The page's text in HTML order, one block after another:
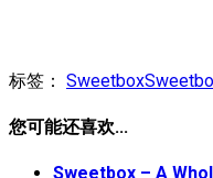
标签： Sweetbox
您可能还喜欢...
Sweetbox – A